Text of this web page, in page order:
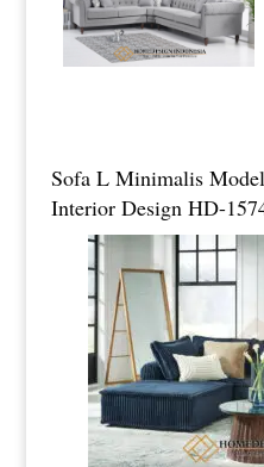
Sofa L Minimalis
Interior Design HD-